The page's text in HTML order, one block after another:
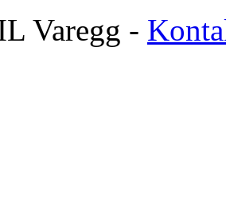
Varegg -